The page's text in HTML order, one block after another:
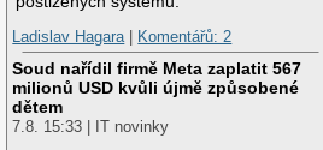
Ladislav Hagara| Komentářů: 2
Soud nařídil firmě Meta zaplatit 567
milionů USD kvůli újmě způsobené
dětem
7.8. 15:33 | IT novinky